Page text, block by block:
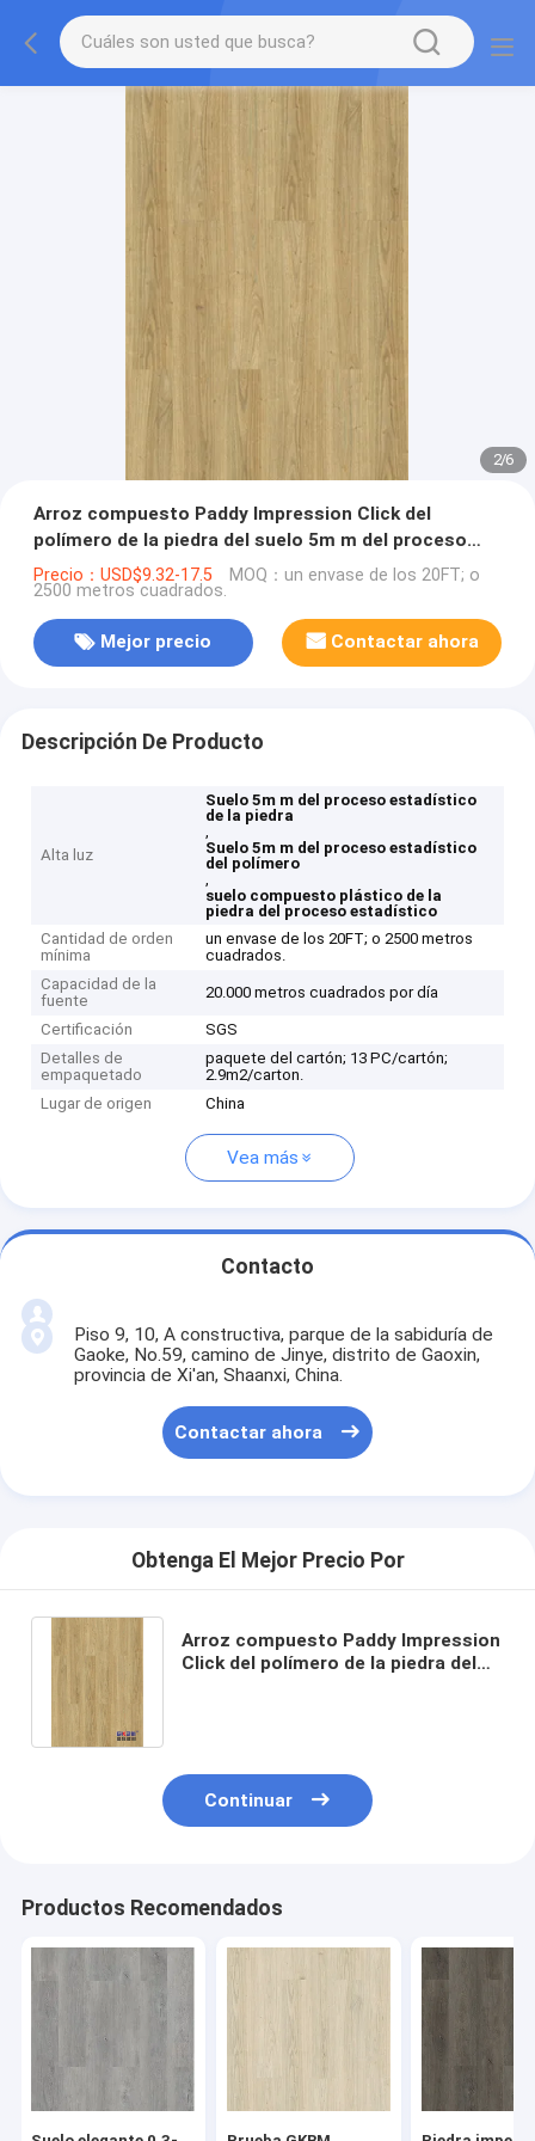
2/6
Arroz compuesto Paddy Impression Click del
polímero de la piedra del suelo 5m m del proceso
estadístico de GKBM Greenpy MJ-W6002
Precio：USD$9.32-17.5 MOQ：un envase de los 20FT; o
2500 metros cuadrados.
Mejor precio Contactar ahora
Descripción De Producto
Alta luz
Suelo 5m m del proceso estadístico
de la piedra
,
Suelo 5m m del proceso estadístico
del polímero
,
suelo compuesto plástico de la
piedra del proceso estadístico
Cantidad de orden
mínima
un envase de los 20FT; o 2500 metros
cuadrados.
Capacidad de la
fuente
20.000 metros cuadrados por día
Certificación
SGS
Detalles de
empaquetado
paquete del cartón; 13 PC/cartón;
2.9m2/carton.
Lugar de origen
China
Vea más
Contacto
Piso 9, 10, A constructiva, parque de la sabiduría de
Gaoke, No.59, camino de Jinye, distrito de Gaoxin,
provincia de Xi'an, Shaanxi, China.
Contactar ahora
Obtenga El Mejor Precio Por
Arroz compuesto Paddy Impression
Click del polímero de la piedra del
Continuar
Productos Recomendados